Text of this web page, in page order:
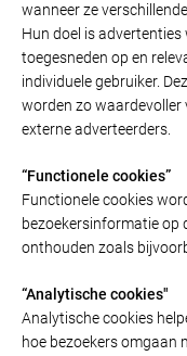
wanneer ze
Hun doel is advertenties
toegesneden op en
individuele gebruiker.
worden zo waardevoller
externe adverteerders.
“Functionele cookies”
Functionele cookies
bezoekersinformatie op
onthouden zoals
“Analytische cookies"
Analytische cookies
hoe bezoekers omgaan